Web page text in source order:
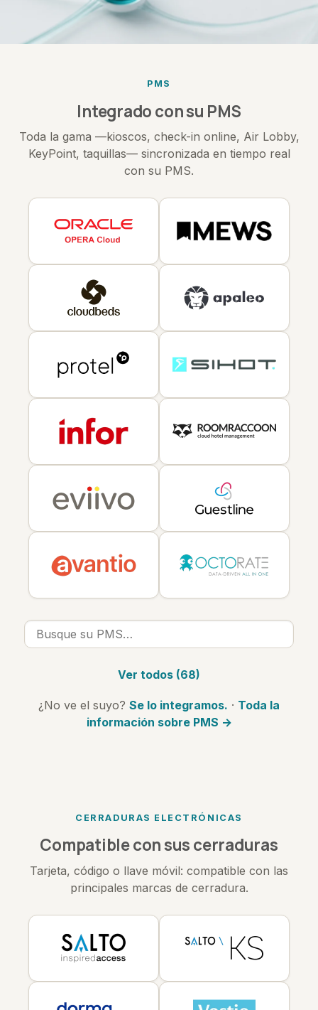
PMS
Integrado con su PMS
Toda la gama —kioscos, check-in online, Air Lobby,
KeyPoint, taquillas— sincronizada en tiempo real
con su PMS.
Ver todos (68)
¿No ve el suyo? Se lo integramos. · Toda la
información sobre PMS →
CERRADURAS ELECTRÓNICAS
Compatible con sus cerraduras
Tarjeta, código o llave móvil: compatible con las
principales marcas de cerradura.